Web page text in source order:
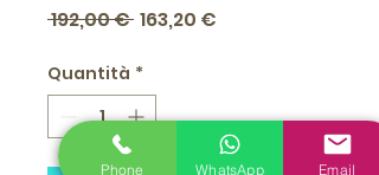
192,00 € Prezzo
163,20 €
Quantità *
Phone WhatsApp Email